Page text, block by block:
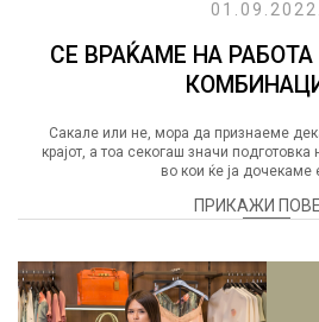
01.09.2022.
СЕ ВРАЌАМЕ НА
Сакале или не, мора да признаеме
крајот, а тоа секогаш значи
во кои ќе ја дочекаме
ПРИКАЖИ